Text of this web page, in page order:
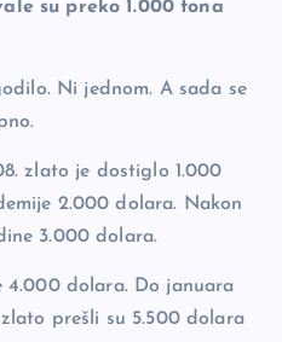
su preko 1.000 tona
Ni jednom. A sada se
zlato je dostiglo 1.000
2.000 dolara. Nakon
3.000 dolara.
dolara. Do januara
prešli su 5.500 dolara